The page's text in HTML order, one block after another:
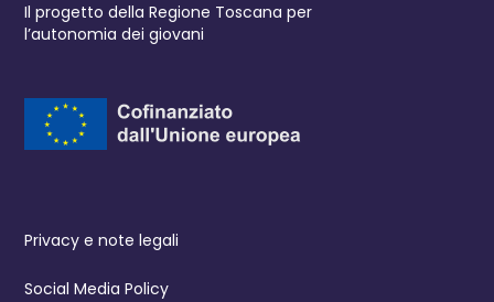
Il progetto della Regione Toscana per
l’autonomia dei giovani
Privacy e note legali
Social Media Policy